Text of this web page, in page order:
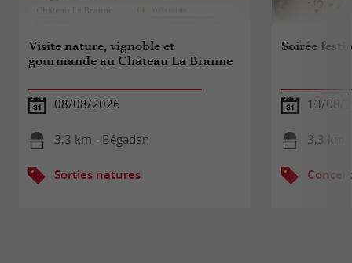
Visite nature, vignoble et
gourmande au Château La Branne
08/08/2026
3,3 km - Bégadan
Sorties natures
Soirée
13/08/
3,3 km